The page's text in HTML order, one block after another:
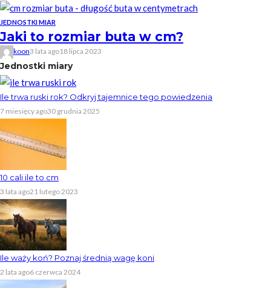
JEDNOSTKI MIAR
Jaki to rozmiar buta w cm?
koon3 lata ago18 lipca 2023
Jednostki miary
Ile trwa ruski rok? Odkryj tajemnice tego powiedzenia
7 miesięcy ago30 grudnia 2025
10 cali ile to cm
3 lata ago21 lutego 2023
Ile waży koń? Poznaj średnią wagę koni
2 lata ago6 czerwca 2024